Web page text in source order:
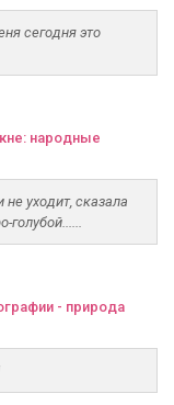
сегодня это
народные
уходит, сказала
голубой......
- природа